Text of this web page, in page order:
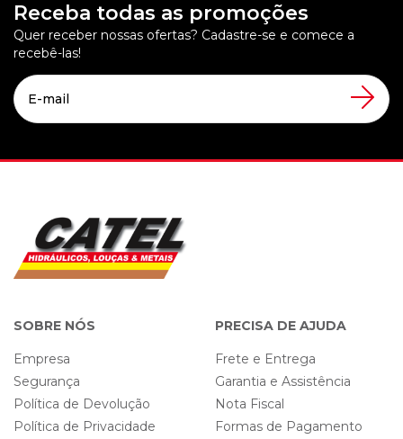
Receba todas as promoções
Quer receber nossas ofertas? Cadastre-se e comece a
recebê-las!
SOBRE NÓS
Empresa
Segurança
Política de Devolução
Política de Privacidade
PRECISA DE AJUDA
Frete e Entrega
Garantia e Assistência
Nota Fiscal
Formas de Pagamento